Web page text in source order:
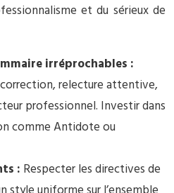
et du sérieux de
irréprochables :
relecture attentive,
professionnel. Investir dans
comme Antidote ou
: Respecter les directives de